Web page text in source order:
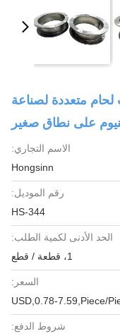
لحام متعددة لصناعة
على نطاق صغير
الاسم التجاري:
Hongsinn
رقم الموديل:
HS-344
الحد الأدنى لكمية الطلب:
السعر:
USD,0.78-7.59,Piece/
شروط الدفع: